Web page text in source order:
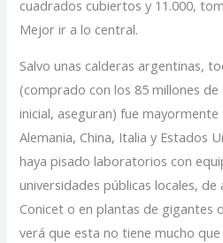
cuadrados cubiertos y 11.000,
Mejor ir a lo central.
Salvo unas calderas argentinas,
(comprado con los 85 millones
inicial, aseguran) fue
Alemania, China, Italia y Estados
haya pisado laboratorios con
universidades públicas locales,
Conicet o en plantas de gigantes
verá que esta no tiene mucho que